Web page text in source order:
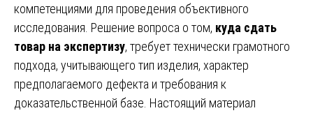
компетенциями для проведения объективного
исследования. Решение вопроса о том, куда сдать
товар на экспертизу, требует технически грамотного
подхода, учитывающего тип изделия, характер
предполагаемого дефекта и требования к
доказательственной базе. Настоящий материал